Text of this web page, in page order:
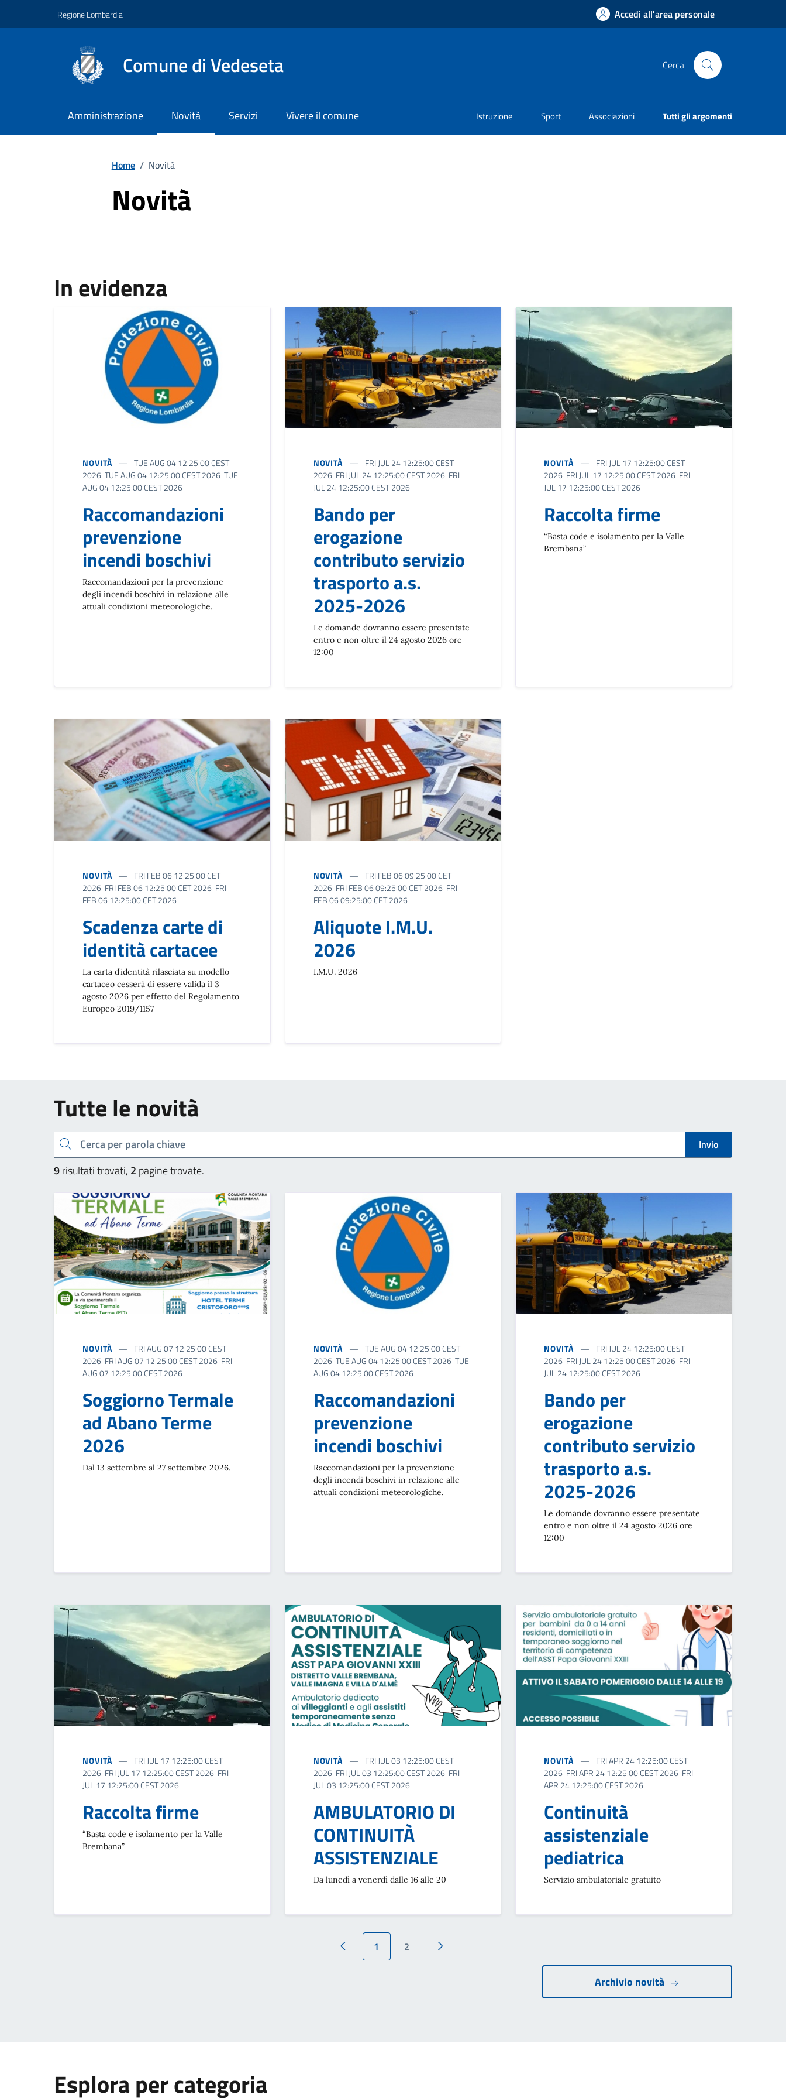
Regione Lombardia Accedi all'area personale
Comune di Vedeseta Cerca
Amministrazione Novità Servizi Vivere il comune Istruzione Sport Associazioni Tutti gli argomenti
Home / Novità
Novità
In evidenza
NOVITÀ
TUE AUG 04 12:25:00 CEST
2026 TUE AUG 04 12:25:00 CEST 2026 TUE
AUG 04 12:25:00 CEST 2026
Raccomandazioni
prevenzione
incendi boschivi
Raccomandazioni per la prevenzione
degli incendi boschivi in relazione alle
attuali condizioni meteorologiche.
NOVITÀ
FRI JUL 24 12:25:00 CEST
2026 FRI JUL 24 12:25:00 CEST 2026 FRI
JUL 24 12:25:00 CEST 2026
Bando per
erogazione
contributo servizio
trasporto a.s.
2025-2026
Le domande dovranno essere presentate
entro e non oltre il 24 agosto 2026 ore
12:00
NOVITÀ
FRI JUL 17 12:25:00 CEST
2026 FRI JUL 17 12:25:00 CEST 2026 FRI
JUL 17 12:25:00 CEST 2026
Raccolta firme
“Basta code e isolamento per la Valle
Brembana”
NOVITÀ
FRI FEB 06 12:25:00 CET
2026 FRI FEB 06 12:25:00 CET 2026 FRI
FEB 06 12:25:00 CET 2026
Scadenza carte di
identità cartacee
La carta d’identità rilasciata su modello
cartaceo cesserà di essere valida il 3
agosto 2026 per effetto del Regolamento
Europeo 2019/1157
NOVITÀ
FRI FEB 06 09:25:00 CET
2026 FRI FEB 06 09:25:00 CET 2026 FRI
FEB 06 09:25:00 CET 2026
Aliquote I.M.U.
2026
I.M.U. 2026
Tutte le novità
Cerca una parola chiave Invio
9risultati trovati, 2 pagine trovate.
NOVITÀ
FRI AUG 07 12:25:00 CEST
2026 FRI AUG 07 12:25:00 CEST 2026 FRI
AUG 07 12:25:00 CEST 2026
Soggiorno Termale
ad Abano Terme
2026
Dal 13 settembre al 27 settembre 2026.
NOVITÀ
TUE AUG 04 12:25:00 CEST
2026 TUE AUG 04 12:25:00 CEST 2026 TUE
AUG 04 12:25:00 CEST 2026
Raccomandazioni
prevenzione
incendi boschivi
Raccomandazioni per la prevenzione
degli incendi boschivi in relazione alle
attuali condizioni meteorologiche.
NOVITÀ
FRI JUL 24 12:25:00 CEST
2026 FRI JUL 24 12:25:00 CEST 2026 FRI
JUL 24 12:25:00 CEST 2026
Bando per
erogazione
contributo servizio
trasporto a.s.
2025-2026
Le domande dovranno essere presentate
entro e non oltre il 24 agosto 2026 ore
12:00
NOVITÀ
FRI JUL 17 12:25:00 CEST
2026 FRI JUL 17 12:25:00 CEST 2026 FRI
JUL 17 12:25:00 CEST 2026
Raccolta firme
“Basta code e isolamento per la Valle
Brembana”
NOVITÀ
FRI JUL 03 12:25:00 CEST
2026 FRI JUL 03 12:25:00 CEST 2026 FRI
JUL 03 12:25:00 CEST 2026
AMBULATORIO DI
CONTINUITÀ
ASSISTENZIALE
Da lunedì a venerdì dalle 16 alle 20
NOVITÀ
FRI APR 24 12:25:00 CEST
2026 FRI APR 24 12:25:00 CEST 2026 FRI
APR 24 12:25:00 CEST 2026
Continuità
assistenziale
pediatrica
Servizio ambulatoriale gratuito
Pagina precedente
1 2 Pagina successiva
Archivio novità
Esplora per categoria